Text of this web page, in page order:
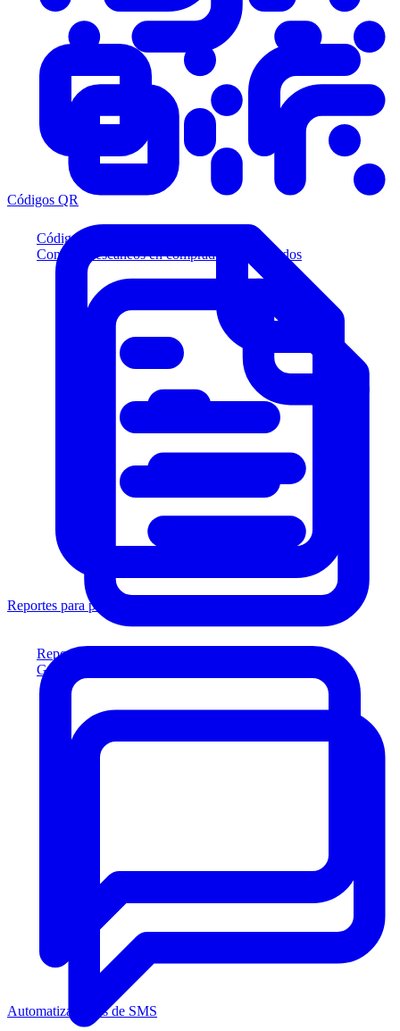
Códigos QR
Convierta escaneos en compradores calificados
Reportes para prestamistas
Genere reportes listos para el prestamista
Códigos QR
Reportes para prestamistas
Automatizaciones de SMS